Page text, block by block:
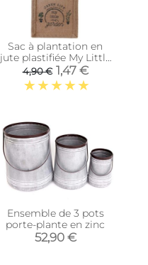
Sac à plantation en
jute plastifiée My Little
Market (14 cm)
4,90 € 1,47 €
Ensemble de 3 pots
porte-plante en zinc
52,90 €